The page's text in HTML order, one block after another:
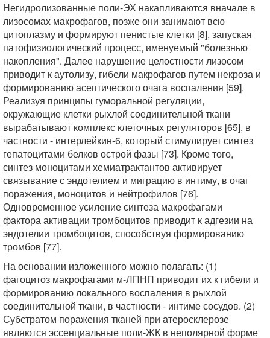
Негидролизованные поли-ЭХ накапливаются вначале в
лизосомах макрофагов, позже они занимают всю
цитоплазму и формируют пенистые клетки [8], запуская
патофизиологический процесс, именуемый "болезнью
накопления". Далее нарушение целостности лизосом
приводит к аутолизу, гибели макрофагов путем некроза и
формированию асептического очага воспаления [59].
Реализуя принципы гуморальной регуляции,
окружающие клетки рыхлой соединительной ткани
вырабатывают комплекс клеточных регуляторов [65], в
частности - интерлейкин-6, который стимулирует синтез
гепатоцитами белков острой фазы [73]. Кроме того,
синтез моноцитами хемиатрактантов активирует
связывание с эндотелием и миграцию в интиму, в очаг
поражения, моноцитов и нейтрофилов [76].
Одновременное усиление синтеза макрофагами
фактора активации тромбоцитов приводит к адгезии на
эндотелии тромбоцитов, способствуя формированию
тромбов [77].
На основании изложенного можно полагать: (1)
фагоцитоз макрофагами м-ЛПНП приводит их к гибели и
формированию локального воспаления в рыхлой
соединительной ткани, в частности - интиме сосудов. (2)
Субстратом поражения тканей при атеросклерозе
являются эссенциальные поли-ЖК в неполярной форме